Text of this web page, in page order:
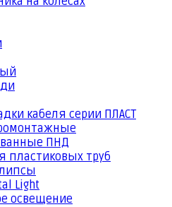
кабеля серии ПЛАСТ
ПНД
пластиковых труб
Light
освещение